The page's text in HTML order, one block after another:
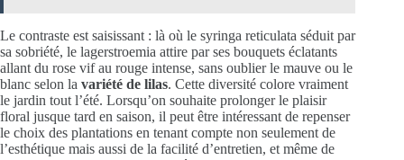
Le contraste est saisissant : là où le syringa reticulata séduit par
sa sobriété, le lagerstroemia attire par ses bouquets éclatants
allant du rose vif au rouge intense, sans oublier le mauve ou le
blanc selon la variété de lilas. Cette diversité colore vraiment
le jardin tout l’été. Lorsqu’on souhaite prolonger le plaisir
floral jusque tard en saison, il peut être intéressant de repenser
le choix des plantations en tenant compte non seulement de
l’esthétique mais aussi de la facilité d’entretien, et même de